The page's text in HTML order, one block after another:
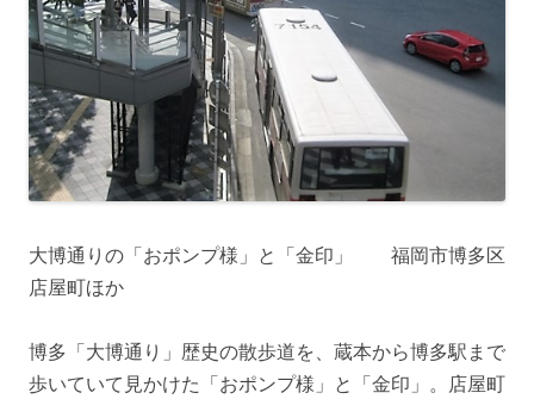
大博通りの「おポンプ様」と「金印」 福岡市博多区
店屋町ほか
博多「大博通り」歴史の散歩道を、蔵本から博多駅まで
歩いていて見かけた「おポンプ様」と「金印」。店屋町